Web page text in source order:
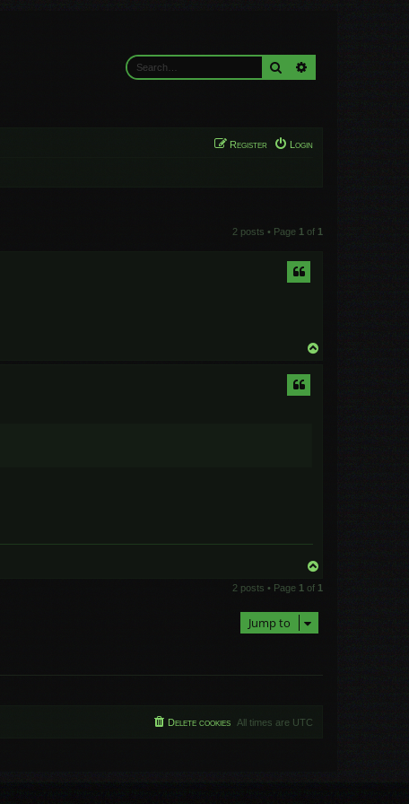
Search
Login
Register
2 posts • Page 1 of 1
p
2 posts • Page 1 of 1
Jump to
All times are UTC
Delete cookies